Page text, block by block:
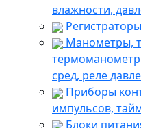
влажности,
Манометры,
сред, реле
Приборы
импульсов,
Блоки